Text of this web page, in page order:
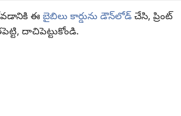
ఈబైబిలు కార్డును డౌన్‌లోడ్‌చేసి, ప్రింట్‌
దాచిపెట్టుకోండి.